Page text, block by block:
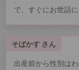
で、すぐにお世話
そばかす さん
出産前から性別は